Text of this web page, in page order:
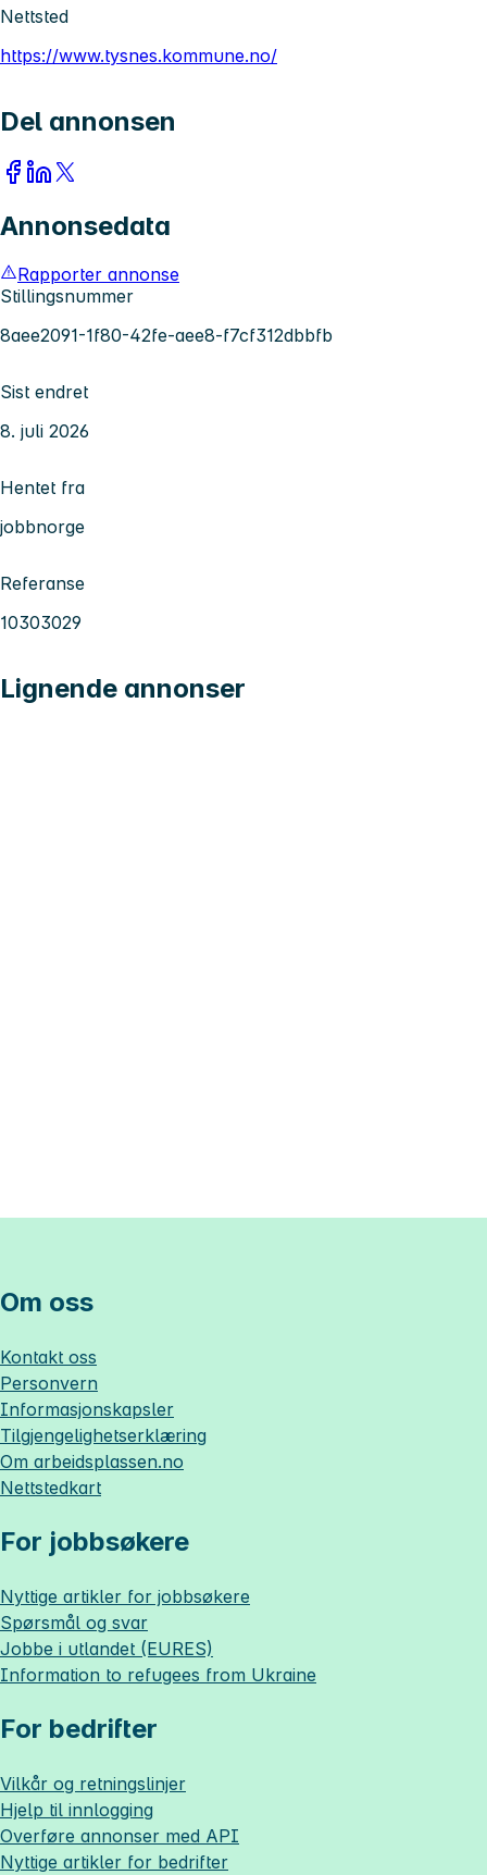
Nettsted
https://www.tysnes.kommune.no/
Del annonsen
Annonsedata
Rapporter annonse
Stillingsnummer
8aee2091-1f80-42fe-aee8-f7cf312dbbfb
Sist endret
8. juli 2026
Hentet fra
jobbnorge
Referanse
10303029
Lignende annonser
Om oss
Kontakt oss
Personvern
Informasjonskapsler
Tilgjengelighetserklæring
Om arbeidsplassen.no
Nettstedkart
For jobbsøkere
Nyttige artikler for jobbsøkere
Spørsmål og svar
Jobbe i utlandet (EURES)
Information to refugees from Ukraine
For bedrifter
Vilkår og retningslinjer
Hjelp til innlogging
Overføre annonser med API
Nyttige artikler for bedrifter